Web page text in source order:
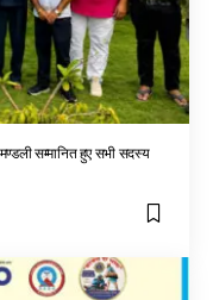
सम्मानित हुए सभी सदस्य